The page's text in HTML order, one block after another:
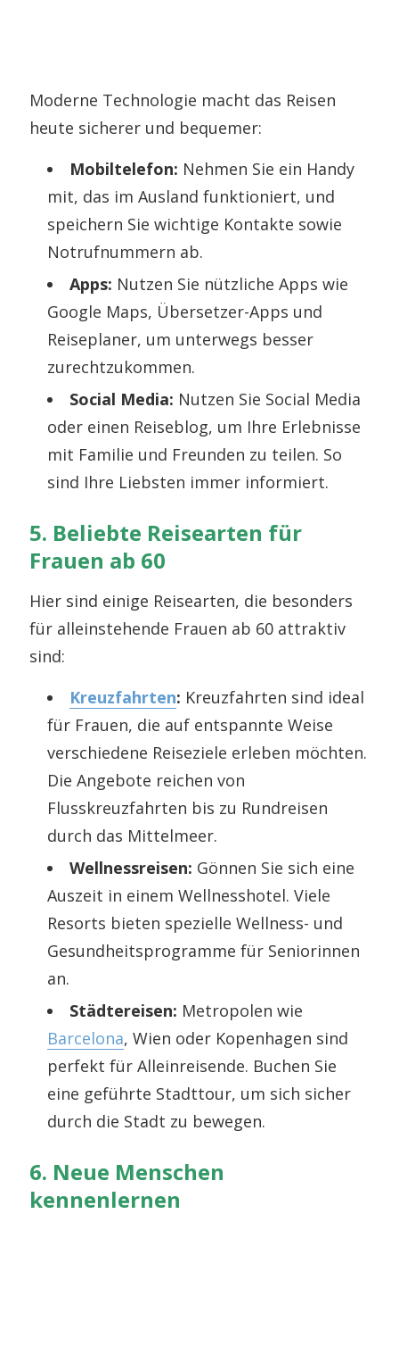
Moderne Technologie macht das Reisen
heute sicherer und bequemer:
Mobiltelefon: Nehmen Sie ein Handy
mit, das im Ausland funktioniert, und
speichern Sie wichtige Kontakte sowie
Notrufnummern ab.
Apps: Nutzen Sie nützliche Apps wie
Google Maps, Übersetzer-Apps und
Reiseplaner, um unterwegs besser
zurechtzukommen.
Social Media: Nutzen Sie Social Media
oder einen Reiseblog, um Ihre Erlebnisse
mit Familie und Freunden zu teilen. So
sind Ihre Liebsten immer informiert.
5. Beliebte Reisearten für
Frauen ab 60
Hier sind einige Reisearten, die besonders
für alleinstehende Frauen ab 60 attraktiv
sind:
Kreuzfahrten: Kreuzfahrten sind ideal
für Frauen, die auf entspannte Weise
verschiedene Reiseziele erleben möchten.
Die Angebote reichen von
Flusskreuzfahrten bis zu Rundreisen
durch das Mittelmeer.
Wellnessreisen: Gönnen Sie sich eine
Auszeit in einem Wellnesshotel. Viele
Resorts bieten spezielle Wellness- und
Gesundheitsprogramme für Seniorinnen
an.
Städtereisen: Metropolen wie
Barcelona, Wien oder Kopenhagen sind
perfekt für Alleinreisende. Buchen Sie
eine geführte Stadttour, um sich sicher
durch die Stadt zu bewegen.
6. Neue Menschen
kennenlernen